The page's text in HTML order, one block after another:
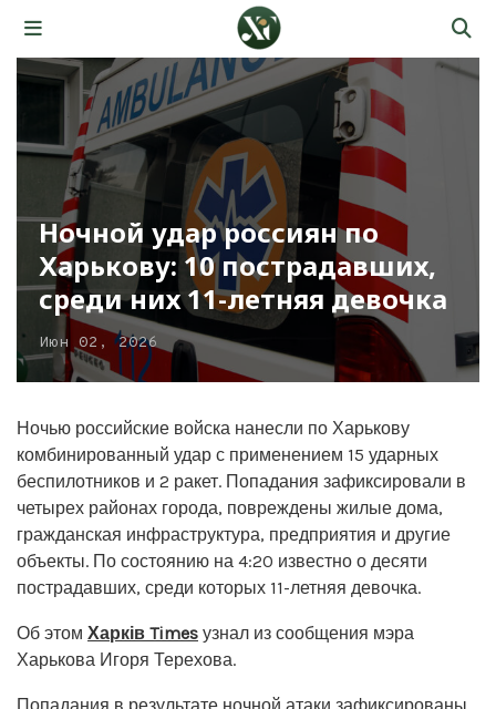
Ночной удар россиян по
Харькову: 10 пострадавших,
среди них 11-летняя девочка
Июн 02, 2026
Ночью российские войска нанесли по Харькову
комбинированный удар с применением 15 ударных
беспилотников и 2 ракет. Попадания зафиксировали в
четырех районах города, повреждены жилые дома,
гражданская инфраструктура, предприятия и другие
объекты. По состоянию на 4:20 известно о десяти
пострадавших, среди которых 11-летняя девочка.
Об этом Харків Times узнал из сообщения мэра
Харькова Игоря Терехова.
Попадания в результате ночной атаки зафиксированы